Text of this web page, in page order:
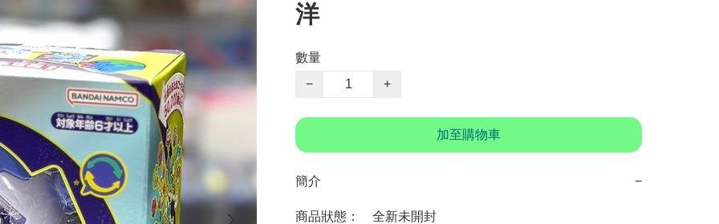
洋
數量
−
+
加至購物車
簡介 −
商品狀態：　全新未開封